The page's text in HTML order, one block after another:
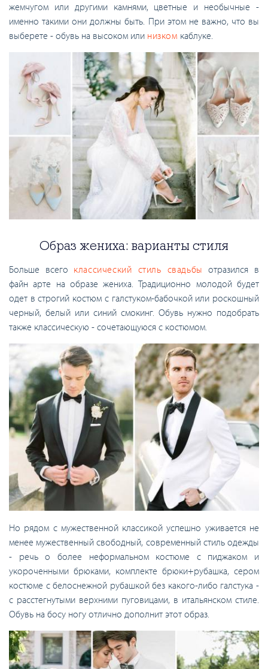
жемчугом или другими камнями, цветные и необычные -
именно такими они должны быть. При этом не важно, что вы
выберете - обувь на высоком или низком каблуке.
Образ жениха: варианты стиля
Больше всего классический стиль свадьбы отразился в
файн арте на образе жениха. Традиционно молодой будет
одет в строгий костюм с галстуком-бабочкой или роскошный
черный, белый или синий смокинг. Обувь нужно подобрать
также классическую - сочетающуюся с костюмом.
Но рядом с мужественной классикой успешно уживается не
менее мужественный свободный, современный стиль одежды
- речь о более неформальном костюме с пиджаком и
укороченными брюками, комплекте брюки+рубашка, сером
костюме с белоснежной рубашкой без какого-либо галстука -
с расстегнутыми верхними пуговицами, в итальянском стиле.
Обувь на босу ногу отлично дополнит этот образ.